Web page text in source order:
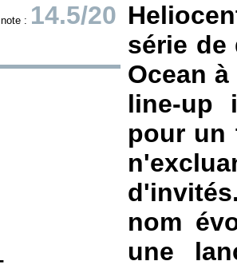
: 14.5/20
série de
Ocean
line-up
pour un
nom
une